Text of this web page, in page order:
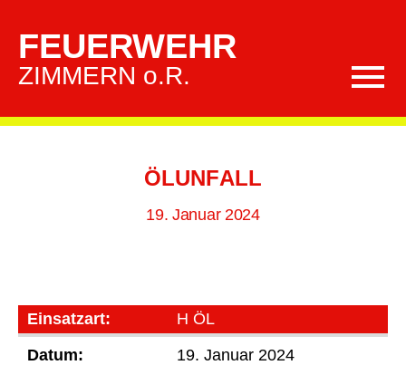
FEUERWEHR
ZIMMERN o.R.
Kategorien
ÖLUNFALL
19. Januar 2024
Einsatzart:
H ÖL
Datum:
19. Januar 2024